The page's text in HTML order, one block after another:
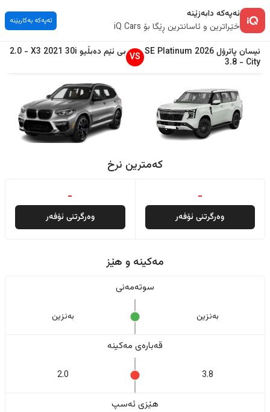
ئەپەکە دابەزێنە
خێراترین و ئاسانترین ڕێگا بۆ iQ Cars
ئەپەکە بەکاربێنە
نیسان پاترۆل2026
SE Platinum
City
-
3.8
VS بی ئێم دەبڵیو X3 2021 30i
-
2.0
کەمترین نرخ
-
وەرگرتنی ئۆفەر
-
وەرگرتنی ئۆفەر
مەکینە و هێز
سوتەمەنی
بەنزین بەنزین
قەبارەی مەکینە
3.8
2.0
هێزی ئەسپ